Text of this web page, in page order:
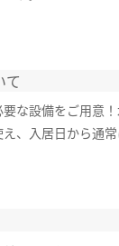
て
要な設備をご用意
、入居日から通常